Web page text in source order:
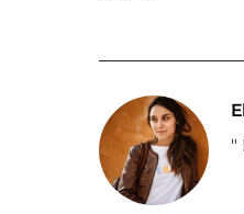
"